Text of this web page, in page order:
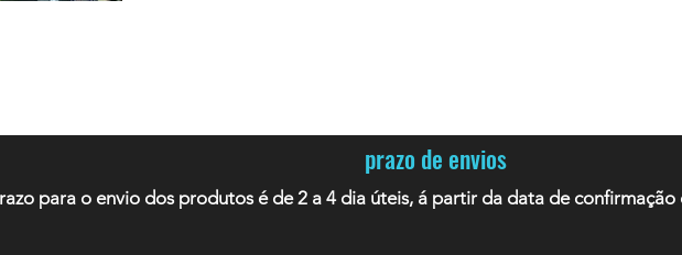
prazo de envios
para o envio dos produtos é de 2 a 4dia úteis, á partir da data de